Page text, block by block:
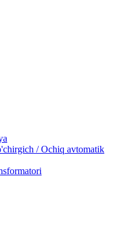
/ Ochiq avtomatik